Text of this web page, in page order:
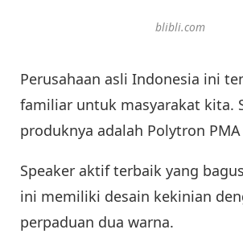
blibli.com
Perusahaan asli Indonesia ini
familiar untuk masyarakat kita.
produknya adalah Polytron PMA
Speaker aktif terbaik yang
ini memiliki desain kekinian
perpaduan dua warna.